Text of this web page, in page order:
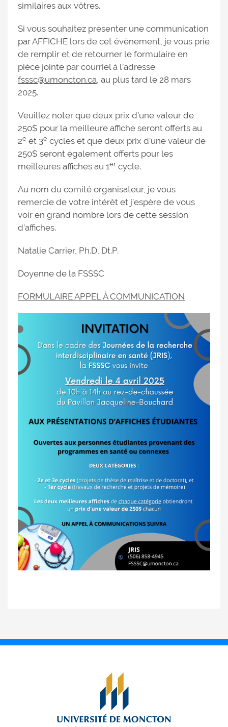
similaires aux vôtres.
Si vous souhaitez présenter une communication
par AFFICHE lors de cet évènement, je vous prie
de remplir et de retourner le formulaire en
pièce jointe par courriel à l’adresse
fsssc@umoncton.ca, au plus tard le 28 mars
2025.
Veuillez noter que deux prix d’une valeur de
250$ pour la meilleure affiche seront offerts au
2e et 3e cycles et que deux prix d’une valeur de
250$ seront également offerts pour les
meilleures affiches au 1er cycle.
Au nom du comité organisateur, je vous
remercie de votre intérêt et j’espère de vous
voir en grand nombre lors de cette session
d’affiches.
Natalie Carrier, Ph.D, Dt.P.
Doyenne de la FSSSC
FORMULAIRE APPEL À COMMUNICATION